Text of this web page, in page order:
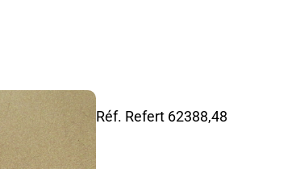
Réf. Refert 62388,48